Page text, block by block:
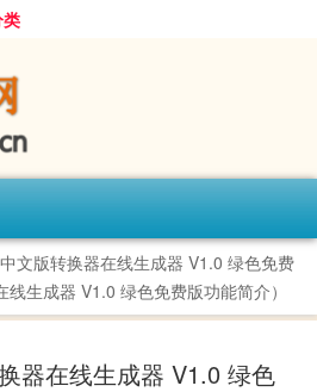
文版转换器在线生成器 V1.0 绿色免费
生成器 V1.0 绿色免费版功能简介）
器在线生成器 V1.0 绿色